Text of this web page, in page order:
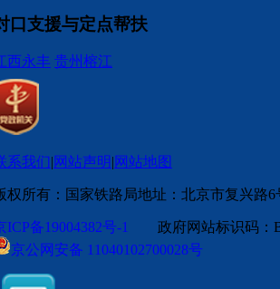
口支援与定点帮扶
西永丰 贵州榕江
系我们 网站声明 网站地图
权所有：国家铁路局地址：北京市复兴路6
ICP备19004382号-1 政府网站标识码
京公网安备 11040102700028号